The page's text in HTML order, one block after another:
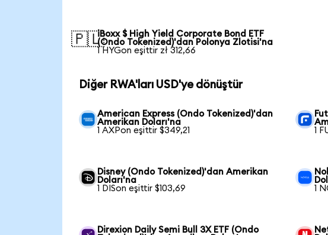
🇵🇱iBoxx $ High Yield Corporate Bond ETF
(Ondo Tokenized)'dan Polonya Zlotisi'na
1 HYGon eşittir zł 312,66
Diğer RWA'ları USD'ye dönüştür
American Express (Ondo Tokenized)'dan
Amerikan Doları'na
1 AXPon eşittir $349,21
1
Disney (Ondo Tokenized)'dan Amerikan
Doları'na
1 DISon eşittir $103,69
1
Direxion Daily Semi Bull 3X ETF (Ondo